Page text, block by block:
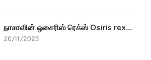
நாசாவின் ஒசைரிஸ் ரெக்ஸ் Osiris rex...
20/11/2023